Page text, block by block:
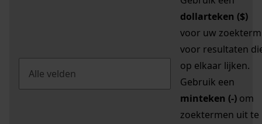
dollarteken ($)
voor uw zoekterm
voor resultaten
op elkaar lijken.
Gebruik een
minteken (-) om
zoektermen uit te